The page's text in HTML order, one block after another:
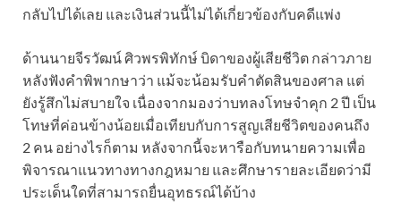
กลับไปได้เลย และเงินส่วนนี้ไม่ได้เกี่ยวข้องกับคดีแพ่ง
ด้านนายจีรวัฒน์ ศิวพรพิทักษ์ บิดาของผู้เสียชีวิต กล่าวภาย
หลังฟังคำพิพากษาว่า แม้จะน้อมรับคำตัดสินของศาล แต่
ยังรู้สึกไม่สบายใจ เนื่องจากมองว่าบทลงโทษจำคุก 2 ปี เป็น
โทษที่ค่อนข้างน้อยเมื่อเทียบกับการสูญเสียชีวิตของคนถึง
2 คน อย่างไรก็ตาม หลังจากนี้จะหารือกับทนายความเพื่อ
พิจารณาแนวทางทางกฎหมาย และศึกษารายละเอียดว่ามี
ประเด็นใดที่สามารถยื่นอุทธรณ์ได้บ้าง